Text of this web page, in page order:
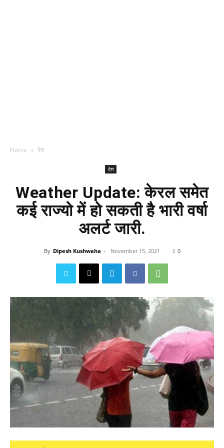
Home देश
देश
Weather Update: केरल समेत
कई राज्यो में हो सकती है भारी वर्षा
अलर्ट जारी.
By Dipesh Kushwaha - November 15, 2021 0